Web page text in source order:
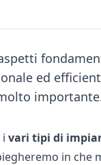
ed
i vari tipi di
in che